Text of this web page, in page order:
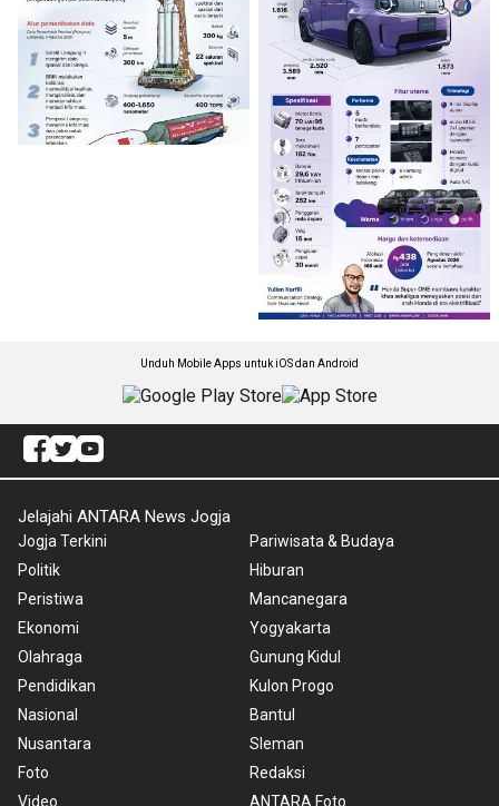
Unduh Mobile Apps untuk iOS dan Android
Jelajahi ANTARA News Jogja
Jogja Terkini
Politik
Peristiwa
Ekonomi
Olahraga
Pendidikan
Nasional
Nusantara
Foto
Video
Pariwisata & Budaya
Hiburan
Mancanegara
Yogyakarta
Gunung Kidul
Kulon Progo
Bantul
Sleman
Redaksi
ANTARA Foto